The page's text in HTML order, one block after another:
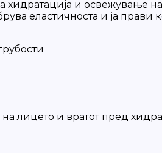
и освежување
еластичноста и ја
лицето и вратот пред